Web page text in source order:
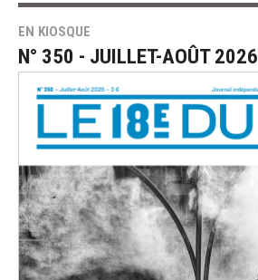
EN KIOSQUE
N° 350 - JUILLET-AOÛT 2026